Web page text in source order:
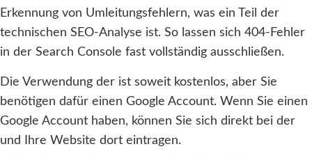
Erkennung von Umleitungsfehlern, was ein Teil der
technischen SEO-Analyse ist. So lassen sich 404-Fehler
in der Search Console fast vollständig ausschließen.
Die Verwendung der ist soweit kostenlos, aber Sie
benötigen dafür einen Google Account. Wenn Sie einen
Google Account haben, können Sie sich direkt bei der
und Ihre Website dort eintragen.